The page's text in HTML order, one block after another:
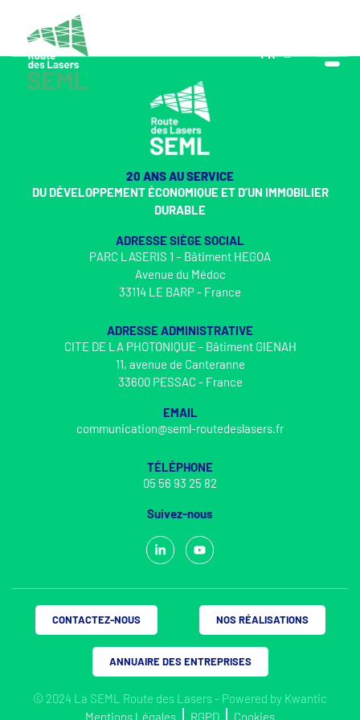
FR
EN
20 ANS AU SERVICE
DU DÉVELOPPEMENT ÉCONOMIQUE ET D’UN IMMOBILIER
DURABLE
ADRESSE SIÈGE SOCIAL
PARC LASERIS 1 – Bâtiment HEGOA
Avenue du Médoc
33114 LE BARP - France
ADRESSE ADMINISTRATIVE
CITE DE LA PHOTONIQUE - Bâtiment GIENAH
11, avenue de Canteranne
33600 PESSAC - France
EMAIL
communication@seml-routedeslasers.fr
TÉLÉPHONE
05 56 93 25 82
Suivez-nous
© 2024 La SEML Route des Lasers - Powered by Kwantic
Mentions Légales
RGPD Cookies
CONTACTEZ-NOUS NOS RÉALISATIONS
ANNUAIRE DES ENTREPRISES